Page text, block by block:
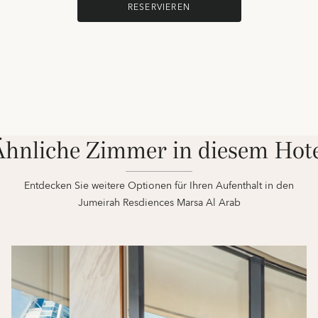
RESERVIEREN
Zimmer in diesem
Entdecken Sie weitere Optionen für Ihren Aufenthalt in den
Jumeirah Resdiences Marsa Al Arab